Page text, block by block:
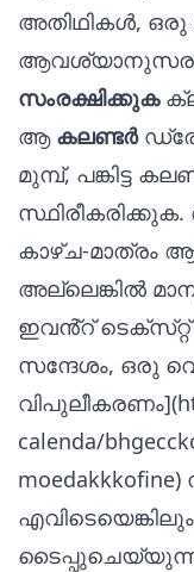
അതിഥികൾ,
സംരക്ഷിക്കുക
ആ കലണ്ടർ
മുമ്പ്, പങ്കിട്ട
കാഴ്ച-മാത്രം
അല്ലെങ്കിൽ
ഇവൻ്റ്
സന്ദേശം, ഒരു
വിപുലീകരണം](
calenda/